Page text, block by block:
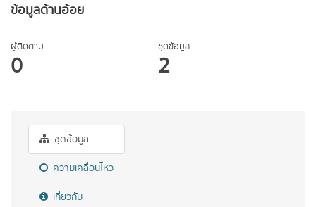
ข้อมูลด้านอ้อย
ผู้ติดตาม
0
ชุดข้อมูล
2
ชุดข้อมูล
ความเคลื่อนไหว
เกี่ยวกับ